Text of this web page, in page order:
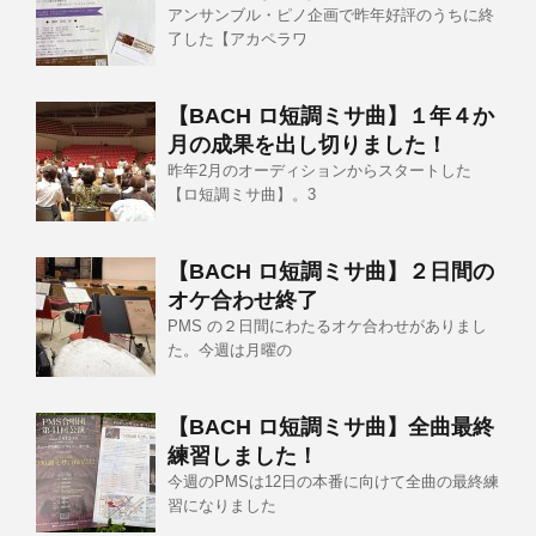
アンサンブル・ピノ企画で昨年好評のうちに終
了した【アカペラワ
【BACH ロ短調ミサ曲】１年４か
月の成果を出し切りました！
昨年2月のオーディションからスタートした
【ロ短調ミサ曲】。3
【BACH ロ短調ミサ曲】２日間の
オケ合わせ終了
PMS の２日間にわたるオケ合わせがありまし
た。今週は月曜の
【BACH ロ短調ミサ曲】全曲最終
練習しました！
今週のPMSは12日の本番に向けて全曲の最終練
習になりました